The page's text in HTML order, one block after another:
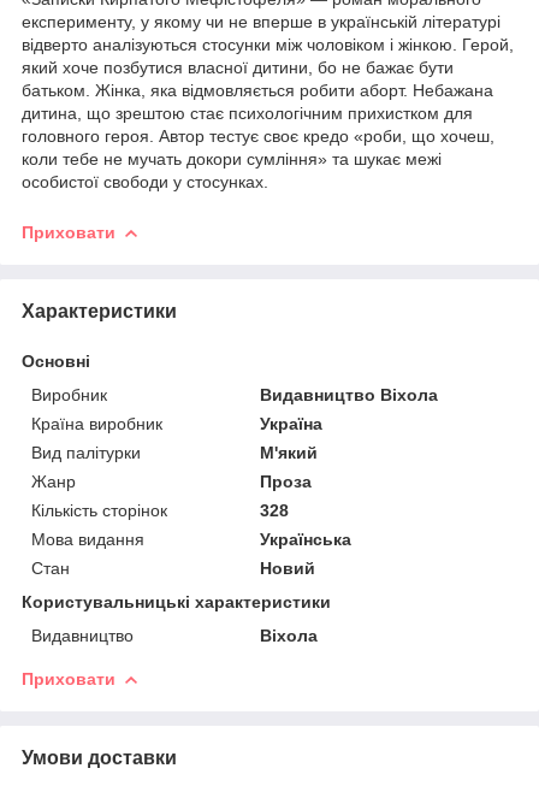
експерименту, у якому чи не вперше в українській літературі
відверто аналізуються стосунки між чоловіком і жінкою. Герой,
який хоче позбутися власної дитини, бо не бажає бути
батьком. Жінка, яка відмовляється робити аборт. Небажана
дитина, що зрештою стає психологічним прихистком для
головного героя. Автор тестує своє кредо «роби, що хочеш,
коли тебе не мучать докори сумління» та шукає межі
особистої свободи у стосунках.
Приховати
Характеристики
Основні
Виробник
Видавництво Віхола
Країна виробник
Україна
Вид палітурки
М'який
Жанр
Проза
Кількість сторінок
328
Мова видання
Українська
Стан
Новий
Користувальницькі характеристики
Видавництво
Віхола
Приховати
Умови доставки